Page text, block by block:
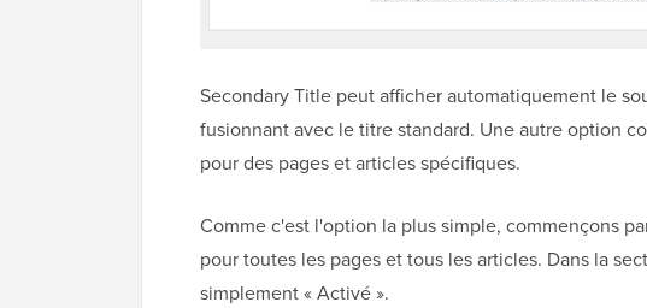
Secondary Title peut afficher automatiquement le
fusionnant avec le titre standard. Une autre option
pour des pages et articles spécifiques.
Comme c'est l'option la plus simple, commençons
pour toutes les pages et tous les articles. Dans la
simplement « Activé ».